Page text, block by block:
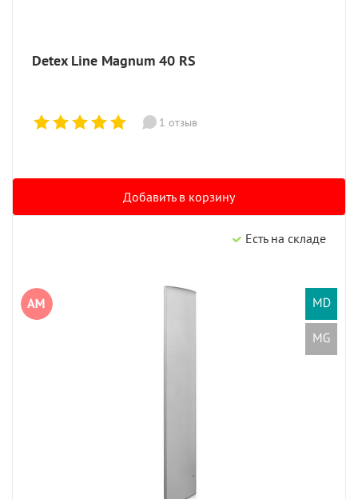
Detex Line Magnum 40 RS
1 отзыв
Добавить в корзину
Есть на складе